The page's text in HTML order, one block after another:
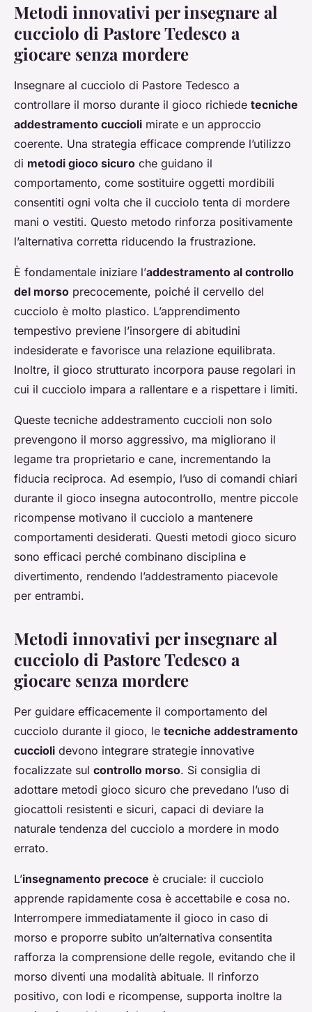
Metodi innovativi per insegnare al
cucciolo di Pastore Tedesco a
giocare senza mordere
Insegnare al cucciolo di Pastore Tedesco a
controllare il morso durante il gioco richiede tecniche
addestramento cuccioli mirate e un approccio
coerente. Una strategia efficace comprende l’utilizzo
di metodi gioco sicuro che guidano il
comportamento, come sostituire oggetti mordibili
consentiti ogni volta che il cucciolo tenta di mordere
mani o vestiti. Questo metodo rinforza positivamente
l’alternativa corretta riducendo la frustrazione.
È fondamentale iniziare l’addestramento al controllo
del morso precocemente, poiché il cervello del
cucciolo è molto plastico. L’apprendimento
tempestivo previene l’insorgere di abitudini
indesiderate e favorisce una relazione equilibrata.
Inoltre, il gioco strutturato incorpora pause regolari in
cui il cucciolo impara a rallentare e a rispettare i limiti.
Queste tecniche addestramento cuccioli non solo
prevengono il morso aggressivo, ma migliorano il
legame tra proprietario e cane, incrementando la
fiducia reciproca. Ad esempio, l’uso di comandi chiari
durante il gioco insegna autocontrollo, mentre piccole
ricompense motivano il cucciolo a mantenere
comportamenti desiderati. Questi metodi gioco sicuro
sono efficaci perché combinano disciplina e
divertimento, rendendo l’addestramento piacevole
per entrambi.
Metodi innovativi per insegnare al
cucciolo di Pastore Tedesco a
giocare senza mordere
Per guidare efficacemente il comportamento del
cucciolo durante il gioco, le tecniche addestramento
cuccioli devono integrare strategie innovative
focalizzate sul controllo morso. Si consiglia di
adottare metodi gioco sicuro che prevedano l’uso di
giocattoli resistenti e sicuri, capaci di deviare la
naturale tendenza del cucciolo a mordere in modo
errato.
L’insegnamento precoce è cruciale: il cucciolo
apprende rapidamente cosa è accettabile e cosa no.
Interrompere immediatamente il gioco in caso di
morso e proporre subito un’alternativa consentita
rafforza la comprensione delle regole, evitando che il
morso diventi una modalità abituale. Il rinforzo
positivo, con lodi e ricompense, supporta inoltre la